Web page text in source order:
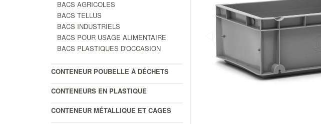
BACS AGRICOLES
BACS TELLUS
BACS INDUSTRIELS
BACS POUR USAGE ALIMENTAIRE
BACS PLASTIQUES D'OCCASION
CONTENEUR POUBELLE À DÉCHETS
CONTENEURS EN PLASTIQUE
CONTENEUR MÉTALLIQUE ET CAGES